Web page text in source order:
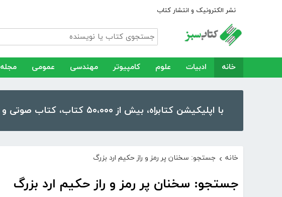
نشر الکترونیک و انتشار کتاب
خانه ادبیات علوم کامپیوتر مهندسی عمومی مجله
با اپلیکیشن کتابراه، بیش از ۵۰،۰۰۰ کتاب، کتاب صوتی و رمان را در موبایل و تبلت خود داشته باشید!
خانه › جستجو: سخنان پر رمز و راز حکیم ارد بزرگ
جستجو: سخنان پر رمز و راز حکیم ارد بزرگ